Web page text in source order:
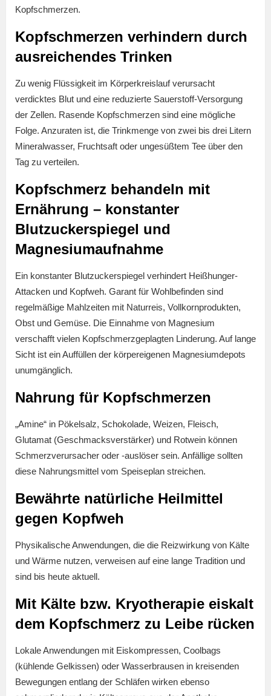
Kopfschmerzen.
Kopfschmerzen verhindern durch
ausreichendes Trinken
Zu wenig Flüssigkeit im Körperkreislauf verursacht
verdicktes Blut und eine reduzierte Sauerstoff-Versorgung
der Zellen. Rasende Kopfschmerzen sind eine mögliche
Folge. Anzuraten ist, die Trinkmenge von ­zwei bis drei Litern
Mineralwasser, Fruchtsaft oder ungesüßtem Tee über den
Tag zu verteilen.
Kopfschmerz behandeln mit
Ernährung – konstanter
Blutzuckerspiegel und
Magnesiumaufnahme
Ein konstanter Blutzuckerspiegel verhindert Heißhunger-
Attacken und Kopfweh. Garant für Wohlbefinden sind
regelmäßige Mahlzeiten mit Naturreis, Vollkornprodukten,
Obst und Gemüse. Die Einnahme von Magnesium
verschafft vielen ­Kopfschmerzgeplagten Linderung. Auf lange
Sicht ist ein Auffüllen der körpereigenen Magnesiumdepots
unumgänglich.
Nahrung für Kopfschmerzen
„Amine“ in Pökelsalz, Schokolade, Weizen, Fleisch,
Glutamat (Geschmacksverstärker) und Rotwein können
Schmerzverursacher oder -auslöser sein. Anfällige sollten
diese Nahrungsmittel vom Speiseplan streichen.
Bewährte natürliche Heilmittel
gegen Kopfweh
Physikalische Anwendungen, die die Reizwirkung von Kälte
und Wärme nutzen, verweisen auf eine lange Tradition und
sind bis heute aktuell.
Mit Kälte bzw. Kryotherapie eiskalt
dem Kopfschmerz zu Leibe rücken
Lokale Anwendungen mit Eiskompressen, Coolbags
(kühlende Gelkissen) oder Wasserbrausen in kreisenden
Bewegungen entlang der Schläfen wirken ebenso